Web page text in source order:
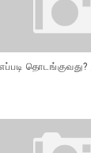
எப்படி